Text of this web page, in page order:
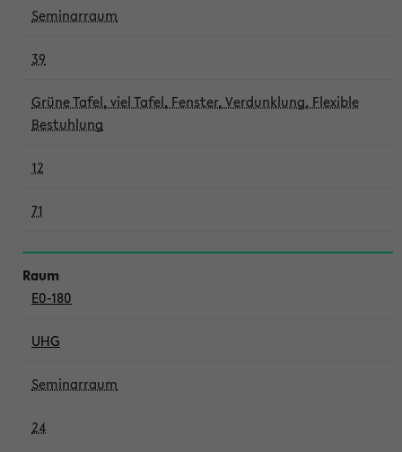
Seminarraum
39
Grüne Tafel, viel Tafel, Fenster, Verdunklung, Flexible
Bestuhlung
12
71
E0-180
UHG
Seminarraum
24